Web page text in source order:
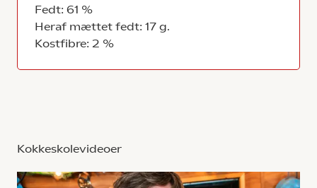
Fedt: 61 %
Heraf mættet fedt: 17 g.
Kostfibre: 2 %
Kokkeskolevideoer